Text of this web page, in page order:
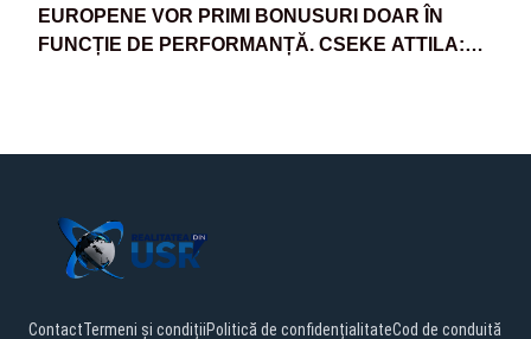
EUROPENE VOR PRIMI BONUSURI DOAR ÎN
FUNCȚIE DE PERFORMANȚĂ. CSEKE ATTILA:
ContactTermeni și condițiiPolitică de confidențialitateCod de conduită